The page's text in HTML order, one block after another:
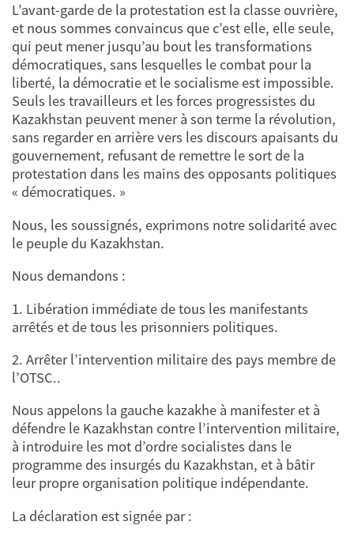
L’avant-garde de la protestation est la classe ouvrière,
et nous sommes convaincus que c’est elle, elle seule,
qui peut mener jusqu’au bout les transformations
démocratiques, sans lesquelles le combat pour la
liberté, la démocratie et le socialisme est impossible.
Seuls les travailleurs et les forces progressistes du
Kazakhstan peuvent mener à son terme la révolution,
sans regarder en arrière vers les discours apaisants du
gouvernement, refusant de remettre le sort de la
protestation dans les mains des opposants politiques
« démocratiques. »
Nous, les soussignés, exprimons notre solidarité avec
le peuple du Kazakhstan.
Nous demandons :
1. Libération immédiate de tous les manifestants
arrêtés et de tous les prisonniers politiques.
2. Arrêter l’intervention militaire des pays membre de
l’OTSC..
Nous appelons la gauche kazakhe à manifester et à
défendre le Kazakhstan contre l’intervention militaire,
à introduire les mot d’ordre socialistes dans le
programme des insurgés du Kazakhstan, et à bâtir
leur propre organisation politique indépendante.
La déclaration est signée par :